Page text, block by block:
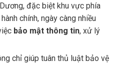
đặc biệt khu vực phía
chính, ngày càng nhiều
bảo mật thông tin, xử lý
chỉ giúp tuân thủ luật bảo vệ